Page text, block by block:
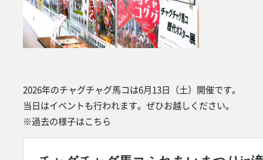
2026年のチャグチャグ馬コは6月13日（土）開催です。
当日はイベントも行われます。ぜひお越しください。
※過去の様子はこちら